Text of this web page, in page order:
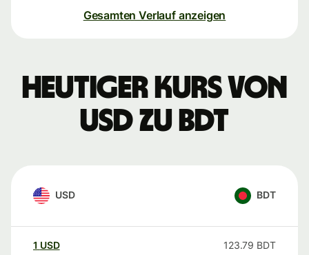
Gesamten Verlauf anzeigen
Heutiger Kurs von
USD zu BDT
USD BDT
1 USD 123.79 BDT